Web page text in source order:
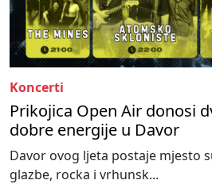
Koncerti
Prikojica Open Air donosi
dobre energije u Davor
Davor ovog ljeta postaje mjesto
glazbe, rocka i vrhunsk...